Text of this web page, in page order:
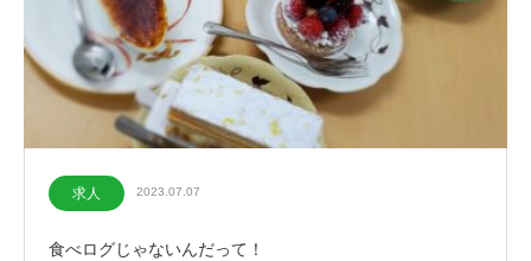
求人 2023.07.07
食べログじゃないんだって！